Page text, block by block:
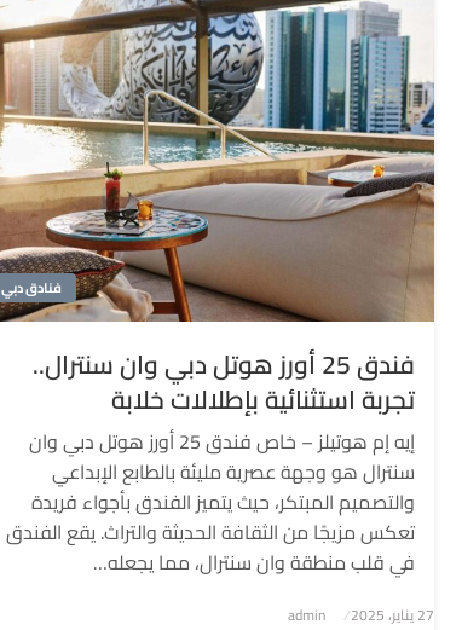
فنادق دبي
فندق 25 أورز هوتل دبي وان سنترال..
تجربة استثنائية بإطلالات خلابة
إيه إم هوتيلز – خاص فندق 25 أورز هوتل دبي وان
سنترال هو وجهة عصرية مليئة بالطابع الإبداعي
والتصميم المبتكر، حيث يتميز الفندق بأجواء فريدة
تعكس مزيجًا من الثقافة الحديثة والتراث. يقع الفندق
في قلب منطقة وان سنترال، مما يجعله…
نُشر
27 يناير، 2025 admin